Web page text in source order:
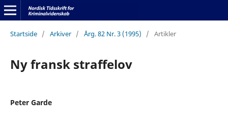
Startside / Arkiver / Årg. 82 Nr. 3 (1995) / Artikler
Ny fransk straffelov
Peter Garde